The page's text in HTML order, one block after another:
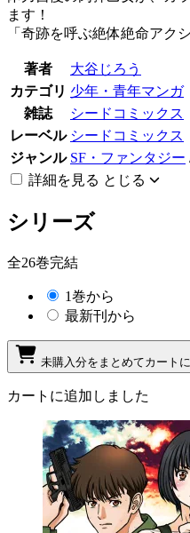
ます！
「奇跡を呼ぶ絶体絶命アク
著者
大谷じろう
カテゴリ 少年・青年マンガ
雑誌
シードコミックス
レーベル シードコミックス
ジャンル SF・ファンタジー
詳細を見る とじる
シリーズ
全26巻完結
1巻から
最新刊から
未購入分をまとめてカート
カートに追加しました